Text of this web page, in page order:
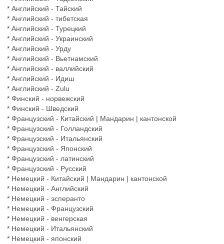
* Английский - Тайский
* Английский - тибетская
* Английский - Турецкий
* Английский - Украинский
* Английский - Урду
* Английский - Вьетнамский
* Английский - валлийский
* Английский - Идиш
* Английский - Zulu
* Финский - норвежский
* Финский - Шведский
* Французский - Китайский | Мандарин | кантонской
* Французский - Голландский
* Французский - Итальянский
* Французский - Японский
* Французский - латинский
* Французский - Русский
* Немецкий - Китайский | Мандарин | кантонской
* Немецкий - Английский
* Немецкий - эсперанто
* Немецкий - Французский
* Немецкий - венгерская
* Немецкий - Итальянский
* Немецкий - японский